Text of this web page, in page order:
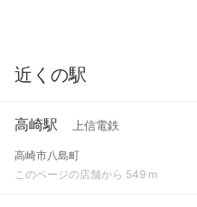
近くの駅
高崎駅 上信電鉄
高崎市八島町
このページの店舗から 549 m